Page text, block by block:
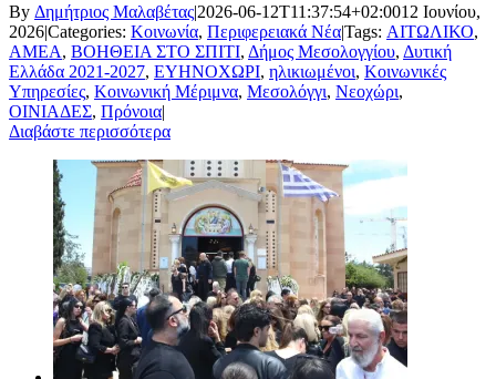
By Δημήτριος Μαλαβέτας|2026-06-12T11:37:54+02:0012 Ιουνίου,
2026|Categories: Κοινωνία, Περιφερειακά Νέα|Tags: ΑΙΤΩΛΙΚΟ,
ΑΜΕΑ, ΒΟΗΘΕΙΑ ΣΤΟ ΣΠΙΤΙ, Δήμος Μεσολογγίου, Δυτική
Ελλάδα 2021-2027, ΕΥΗΝΟΧΩΡΙ, ηλικιωμένοι, Κοινωνικές
Υπηρεσίες, Κοινωνική Μέριμνα, Μεσολόγγι, Νεοχώρι,
ΟΙΝΙΑΔΕΣ, Πρόνοια|
Διαβάστε περισσότερα